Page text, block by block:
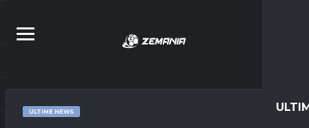
ULTIME NEWS